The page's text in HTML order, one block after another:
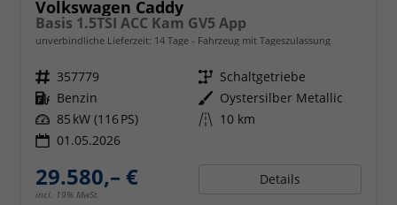
Volkswagen Caddy
Basis 1.5TSI ACC Kam GV5 App
unverbindliche Lieferzeit: 14 Tage Fahrzeug mit Tageszulassung
Fahrzeugnr. 357779 Getriebe Schaltgetriebe
Kraftstoff Benzin Außenfarbe Oystersilber Metallic
Leistung 85 kW (116 PS) Kilometerstand 10 km
01.05.2026
29.580,– €
incl. 19% MwSt.
Details